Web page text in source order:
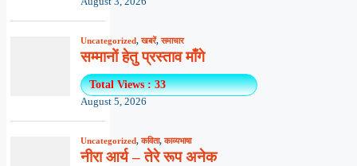
Uncategorized,खबरें,समाचार
सम्मानों हेतु प्रस्ताव माँगे
Total Views : 33
August 5, 2026
Uncategorized,कविता,काव्यभाषा
नीरा आर्य – तेरे रूप अनेक